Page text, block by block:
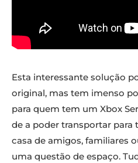
Esta interessante solução
original, mas tem imenso
para quem tem um Xbox
de a poder transportar para
casa de amigos, familiares
uma questão de espaço.